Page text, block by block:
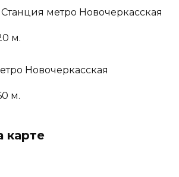
Станция метро Новочеркасская
м.
Новочеркасская
м.
карте